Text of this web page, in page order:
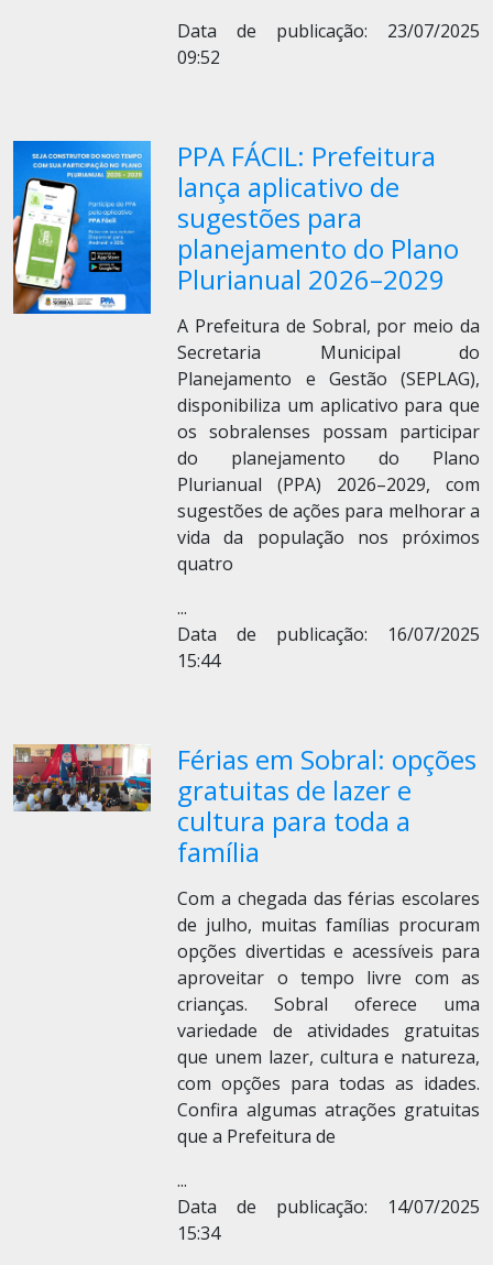
Data de publicação: 23/07/2025
09:52
PPA FÁCIL: Prefeitura
lança aplicativo de
sugestões para
planejamento do Plano
Plurianual 2026–2029
A Prefeitura de Sobral, por meio da
Secretaria Municipal do
Planejamento e Gestão (SEPLAG),
disponibiliza um aplicativo para que
os sobralenses possam participar
do planejamento do Plano
Plurianual (PPA) 2026–2029, com
sugestões de ações para melhorar a
vida da população nos próximos
quatro
...
Data de publicação: 16/07/2025
15:44
Férias em Sobral: opções
gratuitas de lazer e
cultura para toda a
família
Com a chegada das férias escolares
de julho, muitas famílias procuram
opções divertidas e acessíveis para
aproveitar o tempo livre com as
crianças. Sobral oferece uma
variedade de atividades gratuitas
que unem lazer, cultura e natureza,
com opções para todas as idades.
Confira algumas atrações gratuitas
que a Prefeitura de
...
Data de publicação: 14/07/2025
15:34